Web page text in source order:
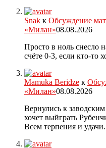
Snak к Обсуждение
«Милан»08.08.2026
Просто в ноль снесло
счёте 0-3, если кто-то
Mamuka Beridze к
«Милан»08.08.2026
Вернулись к
хочет выйграть
Всем терпения и удачи.